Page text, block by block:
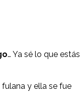
… Ya sé lo que estás
y ella se fue